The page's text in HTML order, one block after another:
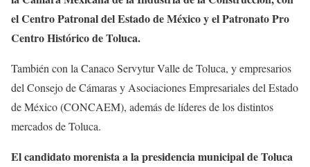
el Centro Patronal del Estado de México y el Patronato Pro
Centro Histórico de Toluca.
También con la Canaco Servytur Valle de Toluca, y empresarios
del Consejo de Cámaras y Asociaciones Empresariales del Estado
de México (CONCAEM), además de líderes de los distintos
mercados de Toluca.
El candidato morenista a la presidencia municipal de Toluca